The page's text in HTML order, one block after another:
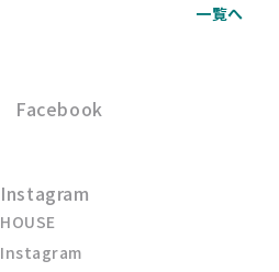
一覧へ
Facebook
Instagram
HOUSE
Instagram